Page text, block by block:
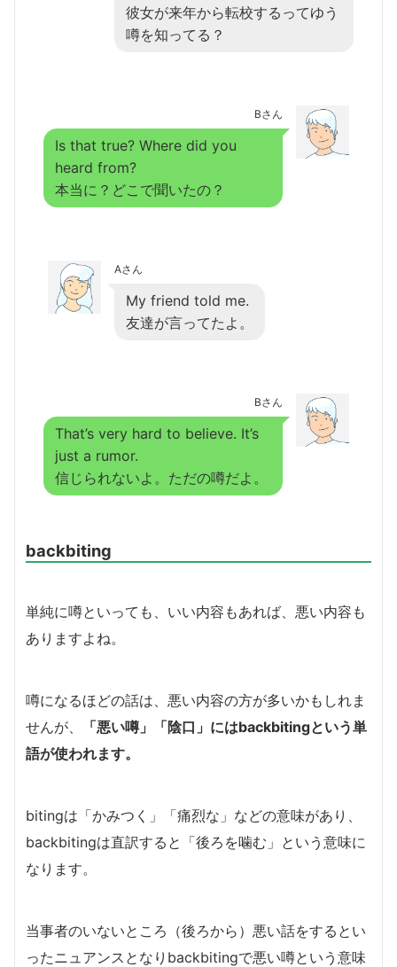
彼女が来年から転校するってゆう
噂を知ってる？
Bさん
Is that true? Where did you
heard from?
本当に？どこで聞いたの？
Aさん
My friend told me.
友達が言ってたよ。
Bさん
That’s very hard to believe. It’s
just a rumor.
信じられないよ。ただの噂だよ。
backbiting
単純に噂といっても、いい内容もあれば、悪い内容も
ありますよね。
噂になるほどの話は、悪い内容の方が多いかもしれま
せんが、
「悪い噂」「陰口」にはbackbitingという単
語が使われます。
bitingは「かみつく」「痛烈な」などの意味があり、
backbitingは直訳すると「後ろを噛む」という意味に
なります。
当事者のいないところ（後ろから）悪い話をするとい
ったニュアンスとなりbackbitingで悪い噂という意味